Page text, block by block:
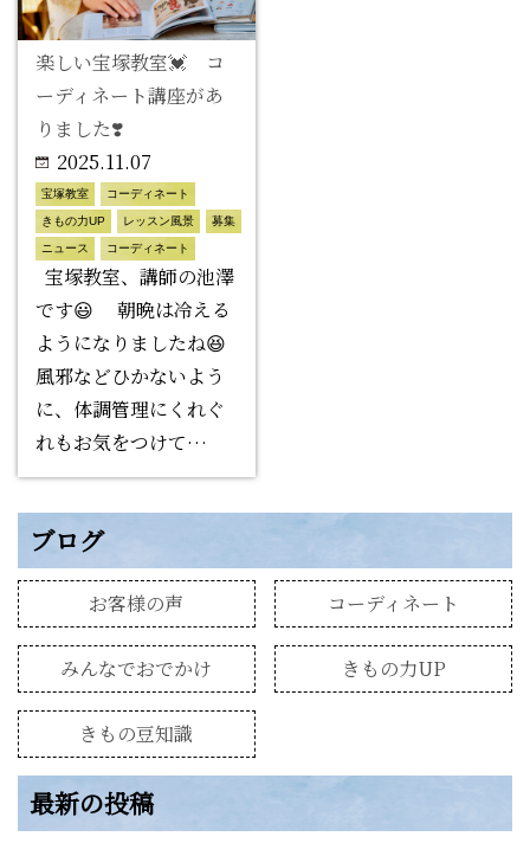
楽しい宝塚教室💓 コ
ーディネート講座があ
りました❣️
2025.11.07
宝塚教室 コーディネート
きもの力UP レッスン風景 募集
ニュース コーディネート
宝塚教室、講師の池澤
です😃 朝晩は冷える
ようになりましたね😆
風邪などひかないよう
に、体調管理にくれぐ
れもお気をつけて…
ブログ
お客様の声 コーディネート
みんなでおでかけ きもの力UP
きもの豆知識
最新の投稿